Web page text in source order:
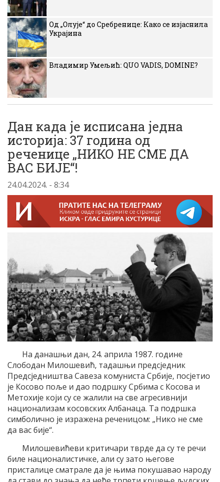
Од „Олује“ до Сребренице: Како се изјаснила
Украјина
Владимир Умељић: QUO VADIS, DOMINE?
Дан када је исписана једна
историја: 37 година од
реченице „НИКО НЕ СМЕ ДА
ВАС БИЈЕ“!
24.04.2024. - 8:34
На данашњи дан, 24. априла 1987. године
Слободан Милошевић, тадашњи предсједник
Предсједништва Савеза комуниста Србије, посјетио
је Косово поље и дао подршку Србима с Косова и
Метохије који су се жалили на све агресивнији
национализам косовских Албанаца. Та подршка
симболично је изражена реченицом: „Нико не сме
да вас бије“.
Милошевићеви критичари тврде да су те речи
биле националистичке, али су зато његове
присталице сматрале да је њима покушавао народу